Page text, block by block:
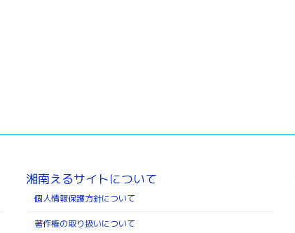
湘南えるサイトについて
個人情報保護方針について
著作権の取り扱いについて